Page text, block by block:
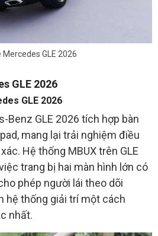
Mercedes GLE 2026
GLE 2026
GLE 2026
Benz GLE 2026 tích hợp bàn
mang lại trải nghiệm điều
Hệ thống MBUX trên GLE
trang bị hai màn hình lớn có
phép người lái theo dõi
hệ thống giải trí một cách
nhất.